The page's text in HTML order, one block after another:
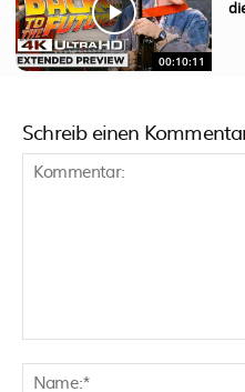
00:10:11
Schreib einen